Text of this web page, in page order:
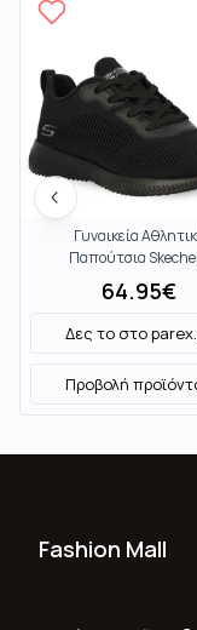
Γυναικεία
Παπούτσια
32504Bbk
64.95€
Δες το στο
Προβολή
Fashion Mall